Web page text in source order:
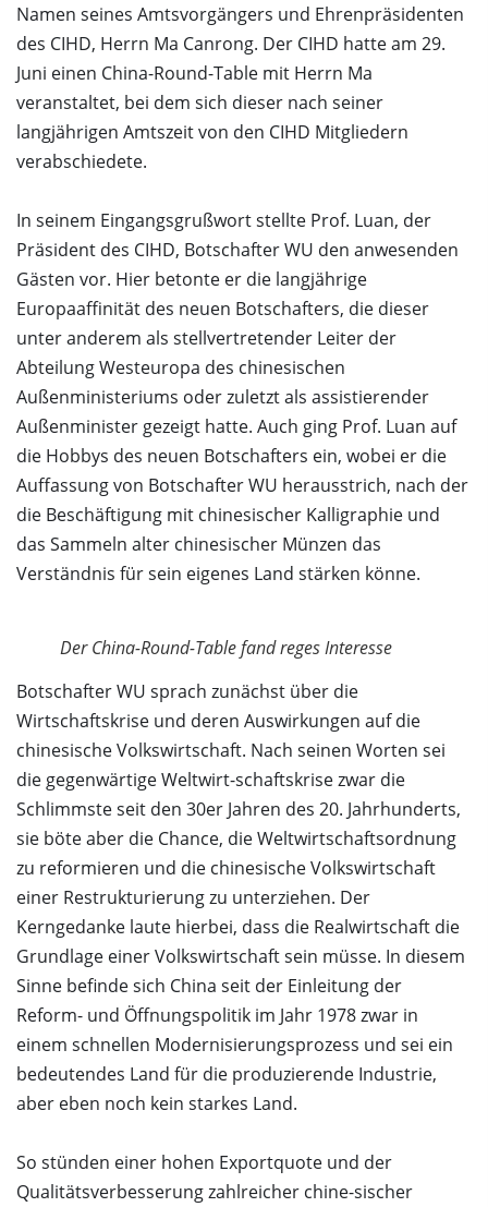
Namen seines Amtsvorgängers und Ehrenpräsidenten
des CIHD, Herrn Ma Canrong. Der CIHD hatte am 29.
Juni einen China-Round-Table mit Herrn Ma
veranstaltet, bei dem sich dieser nach seiner
langjährigen Amtszeit von den CIHD Mitgliedern
verabschiedete.
In seinem Eingangsgrußwort stellte Prof. Luan, der
Präsident des CIHD, Botschafter WU den anwesenden
Gästen vor. Hier betonte er die langjährige
Europaaffinität des neuen Botschafters, die dieser
unter anderem als stellvertretender Leiter der
Abteilung Westeuropa des chinesischen
Außenministeriums oder zuletzt als assistierender
Außenminister gezeigt hatte. Auch ging Prof. Luan auf
die Hobbys des neuen Botschafters ein, wobei er die
Auffassung von Botschafter WU herausstrich, nach der
die Beschäftigung mit chinesischer Kalligraphie und
das Sammeln alter chinesischer Münzen das
Verständnis für sein eigenes Land stärken könne.
Der China-Round-Table fand reges Interesse
Botschafter WU sprach zunächst über die
Wirtschaftskrise und deren Auswirkungen auf die
chinesische Volkswirtschaft. Nach seinen Worten sei
die gegenwärtige Weltwirt-schaftskrise zwar die
Schlimmste seit den 30er Jahren des 20. Jahrhunderts,
sie böte aber die Chance, die Weltwirtschaftsordnung
zu reformieren und die chinesische Volkswirtschaft
einer Restrukturierung zu unterziehen. Der
Kerngedanke laute hierbei, dass die Realwirtschaft die
Grundlage einer Volkswirtschaft sein müsse. In diesem
Sinne befinde sich China seit der Einleitung der
Reform- und Öffnungspolitik im Jahr 1978 zwar in
einem schnellen Modernisierungsprozess und sei ein
bedeutendes Land für die produzierende Industrie,
aber eben noch kein starkes Land.
So stünden einer hohen Exportquote und der
Qualitätsverbesserung zahlreicher chine-sischer